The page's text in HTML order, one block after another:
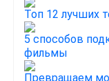
Топ 12 лучших
5 способов
фильмы
Превращаем